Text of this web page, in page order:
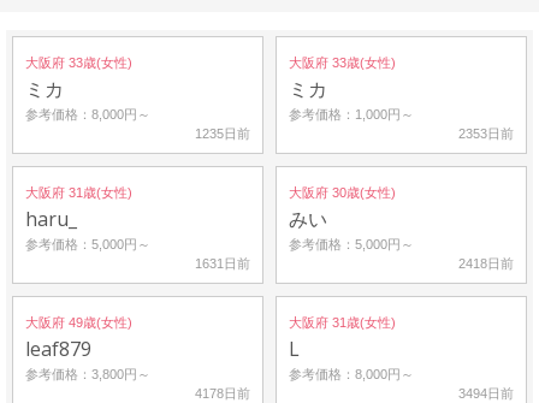
大阪府 33歳(女性)
ミカ
参考価格：8,000円～
1235日前
大阪府 33歳(女性)
ミカ
参考価格：1,000円～
2353日前
大阪府 31歳(女性)
haru_
参考価格：5,000円～
1631日前
大阪府 30歳(女性)
みい
参考価格：5,000円～
2418日前
大阪府 49歳(女性)
leaf879
参考価格：3,800円～
4178日前
大阪府 31歳(女性)
L
参考価格：8,000円～
3494日前